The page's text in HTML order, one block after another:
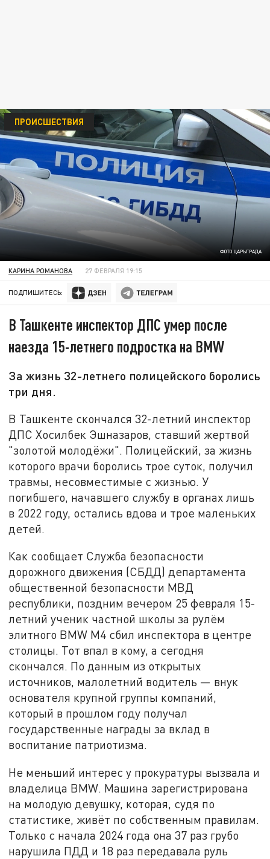
ФОТО ЦАРЬГРАДА
ПРОИСШЕСТВИЯ
КАРИНА РОМАНОВА 27 ФЕВРАЛЯ 19:15
ПОДПИШИТЕСЬ:
В Ташкенте инспектор ДПС умер после
наезда 15-летнего подростка на BMW
За жизнь 32-летнего полицейского боролись
три дня.
В Ташкенте скончался 32-летний инспектор
ДПС Хосилбек Эшназаров, ставший жертвой
"золотой молодёжи". Полицейский, за жизнь
которого врачи боролись трое суток, получил
травмы, несовместимые с жизнью. У
погибшего, начавшего службу в органах лишь
в 2022 году, остались вдова и трое маленьких
детей.
Как сообщает Служба безопасности
дорожного движения (СБДД) департамента
общественной безопасности МВД
республики, поздним вечером 25 февраля 15-
летний ученик частной школы за рулём
элитного BMW M4 сбил инспектора в центре
столицы. Тот впал в кому, а сегодня
скончался. По данным из открытых
источников, малолетний водитель — внук
основателя крупной группы компаний,
который в прошлом году получал
государственные награды за вклад в
воспитание патриотизма.
Не меньший интерес у прокуратуры вызвала и
владелица BMW. Машина зарегистрирована
на молодую девушку, которая, судя по
статистике, живёт по собственным правилам.
Только с начала 2024 года она 37 раз грубо
нарушила ПДД и 18 раз передавала руль